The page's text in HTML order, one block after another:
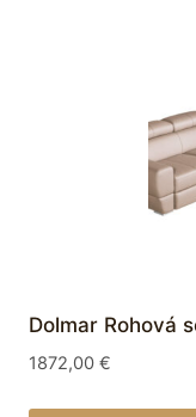
Dolmar Rohová
1872,00 €